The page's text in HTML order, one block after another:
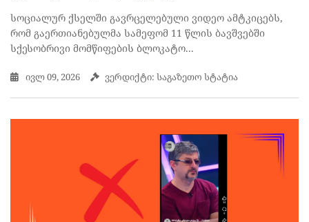
სოციალურ ქსელში გავრცელებული ვიდეო ამტკიცებს,
რომ გაერთიანებულმა სამეფომ 11 წლის ბავშვებში
სქესობრივი მომწიფების ბლოკატო...
ივლ 09, 2026 ვერდიქტი: საგაზეთო სტატია